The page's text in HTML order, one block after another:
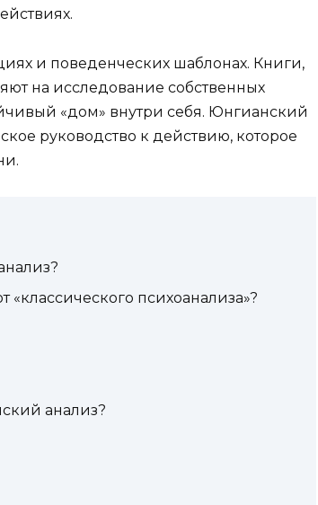
и поведенческих шаблонах. Книги,
на исследование собственных
«дом» внутри себя. Юнгианский
руководство к действию, которое
психоанализа»?
анализ?